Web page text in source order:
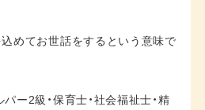
めてお世話をするという意味で
ー2級・保育士・社会福祉士・精